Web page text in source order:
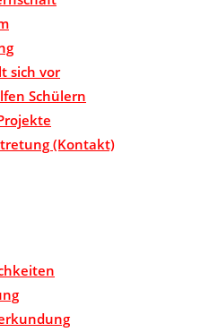
sich vor
Schülern
(Kontakt)